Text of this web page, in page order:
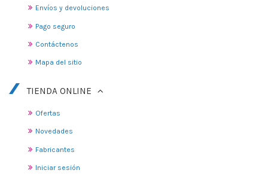
Envíos y devoluciones
Pago seguro
Contáctenos
Mapa del sitio
TIENDA ONLINE
Ofertas
Novedades
Fabricantes
Iniciar sesión